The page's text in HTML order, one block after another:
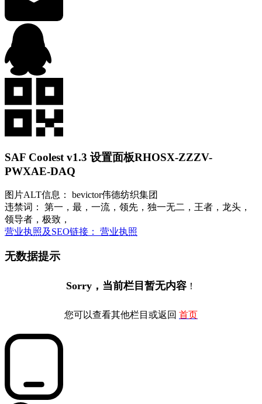
SAF Coolest v1.3 设置面板RHOSX-ZZZV-
PWXAE-DAQ
图片ALT信息： bevictor伟德纺织集团
违禁词： 第一，最，一流，领先，独一无二，王者，龙头，
领导者，极致，
营业执照及SEO链接： 营业执照
无数据提示
Sorry，当前栏目暂无内容 ！
您可以查看其他栏目或返回 首页